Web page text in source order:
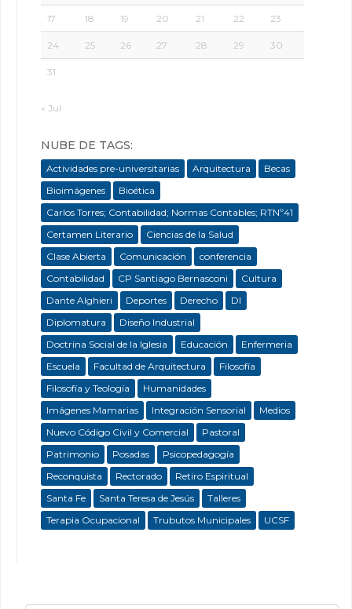
17 18 19 20 21 22 23
24 25 26 27 28 29 30
31
« Jul
NUBE DE TAGS:
Actividades pre-universitarias Arquitectura
Becas
Bioimágenes
Bioética
Carlos Torres; Contabilidad; Normas Contables; RTNº41
Certamen Literario
Ciencias de la Salud
Clase Abierta
Comunicación
conferencia
Contabilidad
CP Santiago Bernasconi
Cultura
Dante Alghieri
Deportes Derecho
DI
Diplomatura
Diseño Industrial
Doctrina Social de la Iglesia
Educación
Enfermeria
Escuela
Facultad de Arquitectura
Filosofía
Filosofía y Teología
Humanidades
Imágenes Mamarias
Integración Sensorial
Medios
Nuevo Código Civil y Comercial
Pastoral
Patrimonio
Posadas
Psicopedagogía
Reconquista
Rectorado
Retiro Espiritual
Santa Fe
Santa Teresa de Jesús
Talleres
Terapia Ocupacional
Trubutos Municipales UCSF